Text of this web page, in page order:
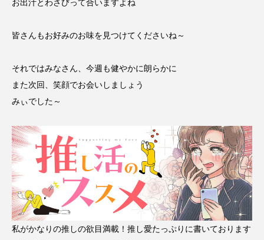
お出汁とわさびって合いますよね
皆さんもお好みのお味を見つけてくださいね～
それではみなさん、今週も健やかに朗らかに
また次回、笑顔でお会いしましょう
みぃでした～
私がかなりの推しの欲目満載！推し愛たっぷりに書いております